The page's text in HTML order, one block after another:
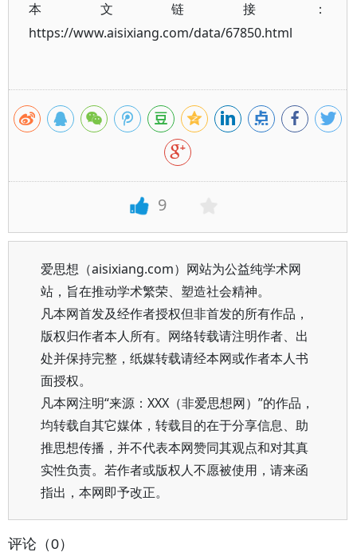
本文链接：
https://www.aisixiang.com/data/67850.html
9
爱思想（aisixiang.com）网站为公益纯学术网
站，旨在推动学术繁荣、塑造社会精神。
凡本网首发及经作者授权但非首发的所有作品，
版权归作者本人所有。网络转载请注明作者、出
处并保持完整，纸媒转载请经本网或作者本人书
面授权。
凡本网注明“来源：XXX（非爱思想网）”的作品，
均转载自其它媒体，转载目的在于分享信息、助
推思想传播，并不代表本网赞同其观点和对其真
实性负责。若作者或版权人不愿被使用，请来函
指出，本网即予改正。
评论（0）